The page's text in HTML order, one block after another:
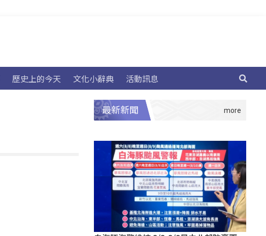
歷史上的今天 文化小辭典 活動訊息
最新新聞